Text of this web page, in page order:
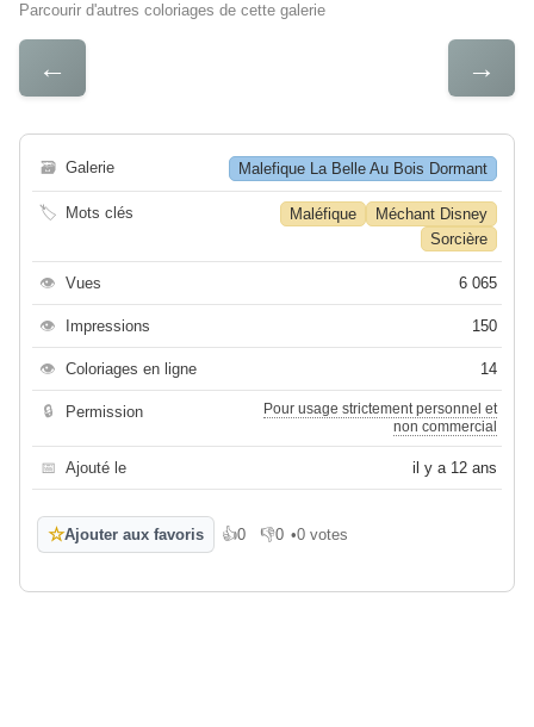
Parcourir d'autres coloriages de cette galerie
← →
🗃 Galerie Malefique La Belle Au Bois Dormant
🏷 Mots clés Maléfique
Méchant Disney
Sorcière
👁 Vues 6 065
👁 Impressions 150
👁 Coloriages en ligne 14
🔒 Permission
Pour usage strictement personnel et
non commercial
📅 Ajouté le il y a 12 ans
☆Ajouter aux favoris 👍0
J'aime 👎0
Je n'aime pas
•0 votes